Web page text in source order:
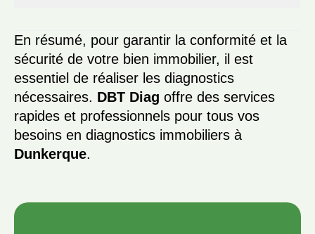
En résumé, pour garantir la conformité et la
sécurité de votre bien immobilier, il est
essentiel de réaliser les diagnostics
nécessaires. DBT Diag offre des services
rapides et professionnels pour tous vos
besoins en diagnostics immobiliers à
Dunkerque.